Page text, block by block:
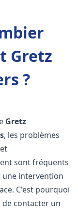
Gretz
?
Gretz
, les problèmes
sont fréquents
une intervention
C'est pourquoi
de contacter un